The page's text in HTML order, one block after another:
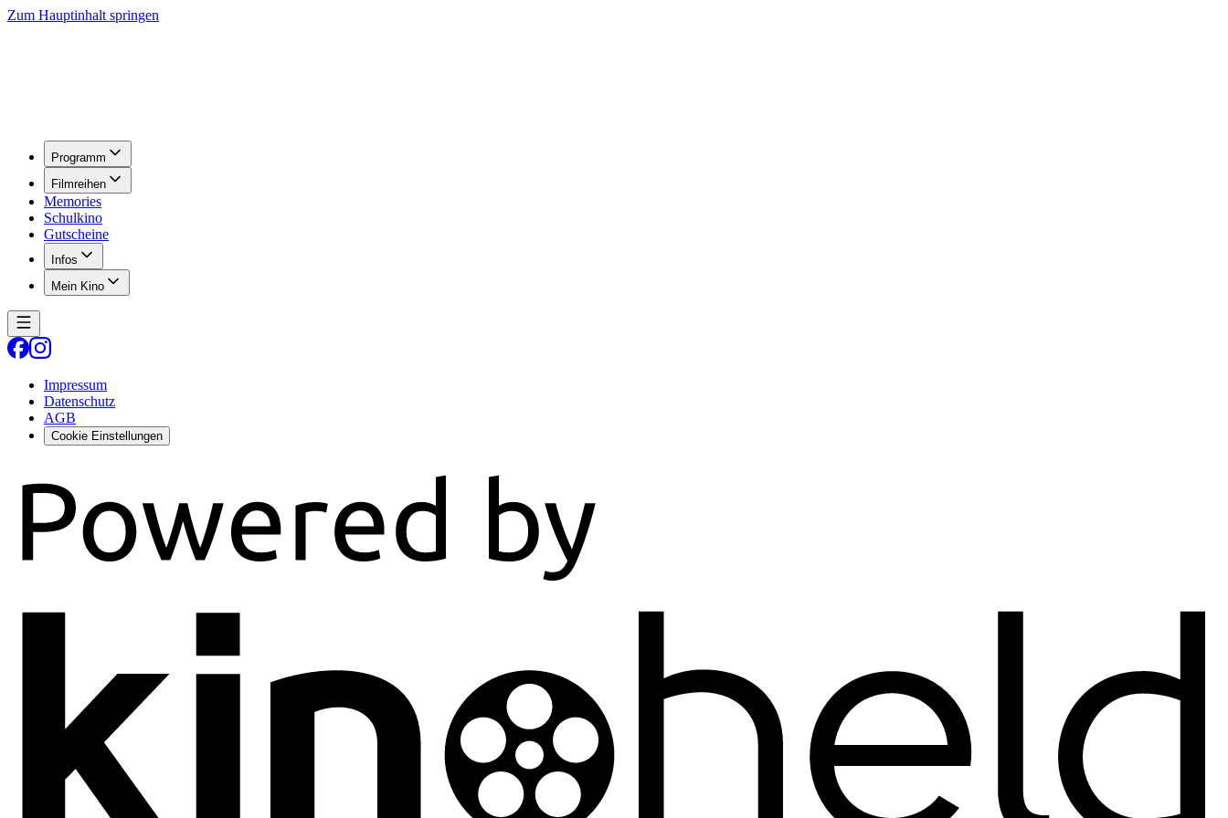
Zum Hauptinhalt springen
Programm
Filmreihen
Memories
Schulkino
Gutscheine
Infos
Mein Kino
Impressum
Datenschutz
AGB
Cookie Einstellungen